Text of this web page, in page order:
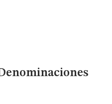
Comerciales